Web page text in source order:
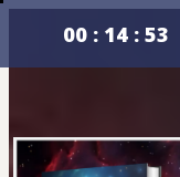
00 : 14 : 52